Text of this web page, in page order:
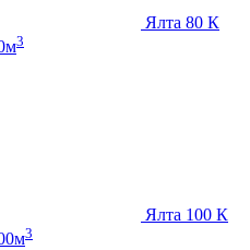
Ялта 80 К
3
Ялта 100 К
3